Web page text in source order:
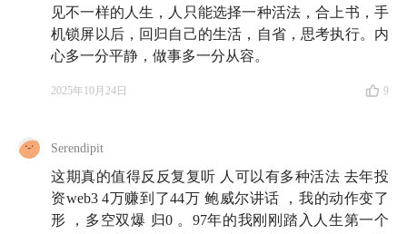
25:45「古之学者为己，今之学者为人」 ，原文出自
《论语 · 宪问》第 14 篇第 24 章。大意为：古人求学是
为了修养自身，而今人多是为了取悦别人或谋求外在名
利。
贝壳找房创始人。
46:33 广院：北京广播学院，现中国传媒大学。
见不一样的人生，人只能选择一种活法，合上书，手
机锁屏以后，回归自己的生活，自省，思考执行。内
心多一分平静，做事多一分从容。
2025年10月24日 9
Serendipit
这期真的值得反反复复听 人可以有多种活法 去年投
资web3 4万赚到了44万 鲍威尔讲话 ，我的动作变了
形 ，多空双爆 归0 。97年的我刚刚踏入人生第一个